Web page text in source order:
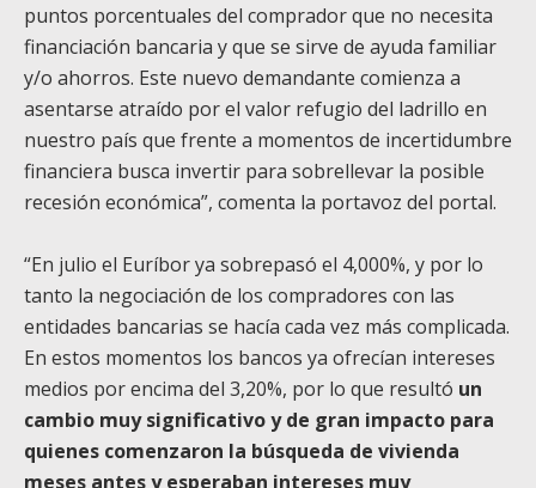
puntos porcentuales del comprador que no necesita
financiación bancaria y que se sirve de ayuda familiar
y/o ahorros. Este nuevo demandante comienza a
asentarse atraído por el valor refugio del ladrillo en
nuestro país que frente a momentos de incertidumbre
financiera busca invertir para sobrellevar la posible
recesión económica”, comenta la portavoz del portal.
“En julio el Euríbor ya sobrepasó el 4,000%, y por lo
tanto la negociación de los compradores con las
entidades bancarias se hacía cada vez más complicada.
En estos momentos los bancos ya ofrecían intereses
medios por encima del 3,20%, por lo que resultó un
cambio muy significativo y de gran impacto para
quienes comenzaron la búsqueda de vivienda
meses antes y esperaban intereses muy